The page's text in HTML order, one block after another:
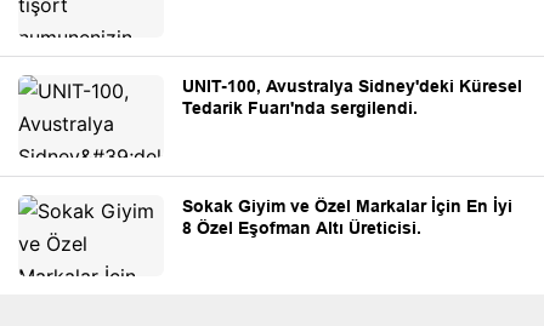
UNIT-100, Avustralya Sidney'deki Küresel
Tedarik Fuarı'nda sergilendi.
Sokak Giyim ve Özel Markalar İçin En İyi
8 Özel Eşofman Altı Üreticisi.